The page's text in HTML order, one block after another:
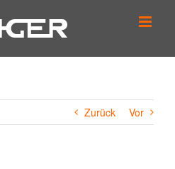
Zurück Vor